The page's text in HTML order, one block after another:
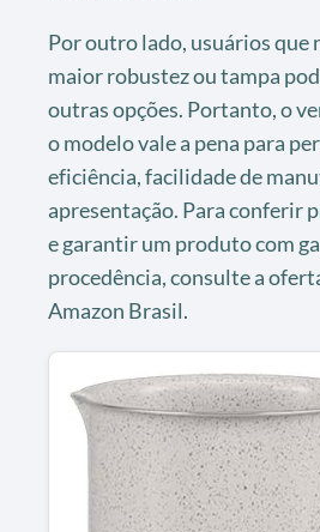
Por outro lado, usuários que
maior robustez ou tampa
outras opções. Portanto, o
o modelo vale a pena para
eficiência, facilidade de
apresentação. Para conferir
e garantir um produto com
procedência, consulte a
Amazon Brasil.